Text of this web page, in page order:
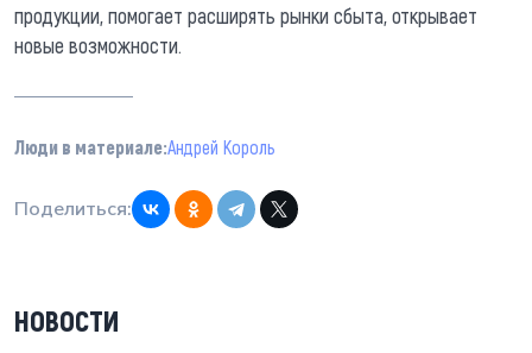
продукции, помогает расширять рынки сбыта, открывает
новые возможности.
Люди в материале:Андрей Король
Поделиться:
НОВОСТИ